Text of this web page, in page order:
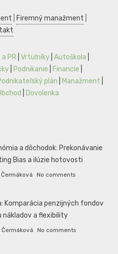
Firemný manažment
PR Vrtuľníky Autoškola
Podnikanie Financie
plán Manažment
Dovolenka
a dôchodok: Prekonávanie
Bias a ilúzie hotovosti
No comments
Komparácia penzijných fondov
nákladov a flexibility
Čermáková No comments